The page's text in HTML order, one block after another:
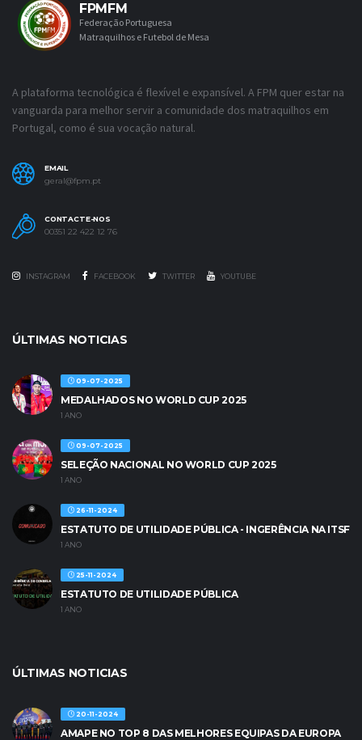
FPMFM
Federação Portuguesa
Matraquilhos e Futebol de Mesa
A plataforma tecnológica é flexível e expansível. A FPM quer estar na
vanguarda para melhor servir a comunidade dos matraquilhos em
Portugal, como é sua vocação natural.
EMAIL
geral@fpm.pt
CONTACTE-NOS
00351 22 422 12 76
INSTAGRAM FACEBOOK TWITTER YOUTUBE
ÚLTIMAS NOTICIAS
09-07-2025
MEDALHADOS NO WORLD CUP 2025
1 ANO
09-07-2025
SELEÇÃO NACIONAL NO WORLD CUP 2025
1 ANO
26-11-2024
ESTATUTO DE UTILIDADE PÚBLICA - INGERÊNCIA NA ITSF
1 ANO
25-11-2024
ESTATUTO DE UTILIDADE PÚBLICA
1 ANO
ÚLTIMAS NOTICIAS
20-11-2024
AMAPE NO TOP 8 DAS MELHORES EQUIPAS DA EUROPA